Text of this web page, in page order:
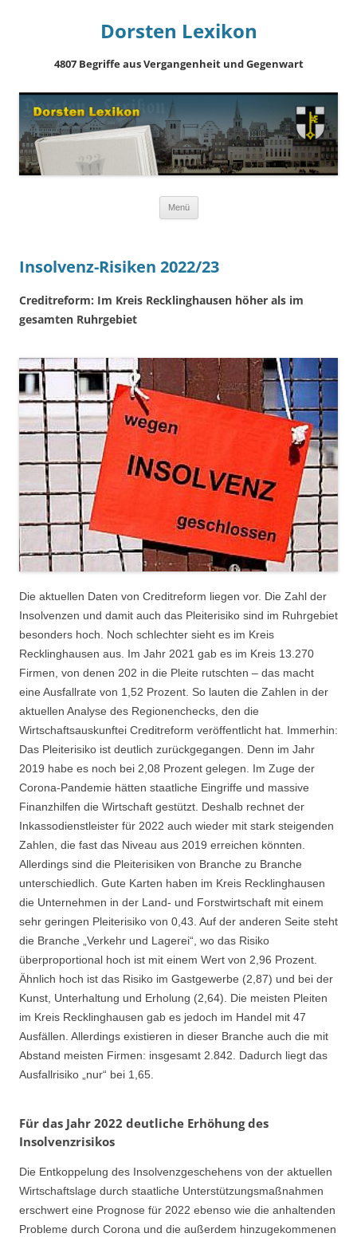
Dorsten Lexikon
4807 Begriffe aus Vergangenheit und Gegenwart
Menü
Insolvenz-Risiken 2022/23
Creditreform: Im Kreis Recklinghausen höher als im
gesamten Ruhrgebiet
Die aktuellen Daten von Creditreform liegen vor. Die Zahl der
Insolvenzen und damit auch das Pleiterisiko sind im Ruhrgebiet
besonders hoch. Noch schlechter sieht es im Kreis
Recklinghausen aus. Im Jahr 2021 gab es im Kreis 13.270
Firmen, von denen 202 in die Pleite rutschten – das macht
eine Ausfallrate von 1,52 Prozent. So lauten die Zahlen in der
aktuellen Analyse des Regionenchecks, den die
Wirtschaftsauskunftei Creditreform veröffentlicht hat. Immerhin:
Das Pleiterisiko ist deutlich zurückgegangen. Denn im Jahr
2019 habe es noch bei 2,08 Prozent gelegen. Im Zuge der
Corona-Pandemie hätten staatliche Eingriffe und massive
Finanzhilfen die Wirtschaft gestützt. Deshalb rechnet der
Inkassodienstleister für 2022 auch wieder mit stark steigenden
Zahlen, die fast das Niveau aus 2019 erreichen könnten.
Allerdings sind die Pleiterisiken von Branche zu Branche
unterschiedlich. Gute Karten haben im Kreis Recklinghausen
die Unternehmen in der Land- und Forstwirtschaft mit einem
sehr geringen Pleiterisiko von 0,43. Auf der anderen Seite steht
die Branche „Verkehr und Lagerei“, wo das Risiko
überproportional hoch ist mit einem Wert von 2,96 Prozent.
Ähnlich hoch ist das Risiko im Gastgewerbe (2,87) und bei der
Kunst, Unterhaltung und Erholung (2,64). Die meisten Pleiten
im Kreis Recklinghausen gab es jedoch im Handel mit 47
Ausfällen. Allerdings existieren in dieser Branche auch die mit
Abstand meisten Firmen: insgesamt 2.842. Dadurch liegt das
Ausfallrisiko „nur“ bei 1,65.
Für das Jahr 2022 deutliche Erhöhung des
Insolvenzrisikos
Die Entkoppelung des Insolvenzgeschehens von der aktuellen
Wirtschaftslage durch staatliche Unterstützungsmaßnahmen
erschwert eine Prognose für 2022 ebenso wie die anhaltenden
Probleme durch Corona und die außerdem hinzugekommenen